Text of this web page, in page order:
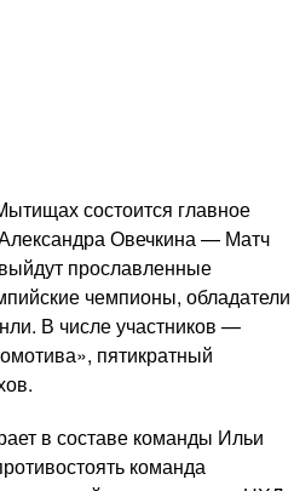
состоится главное
Овечкина — Матч
прославленные
чемпионы, обладатели
В числе участников —
пятикратный
в составе команды Ильи
команда